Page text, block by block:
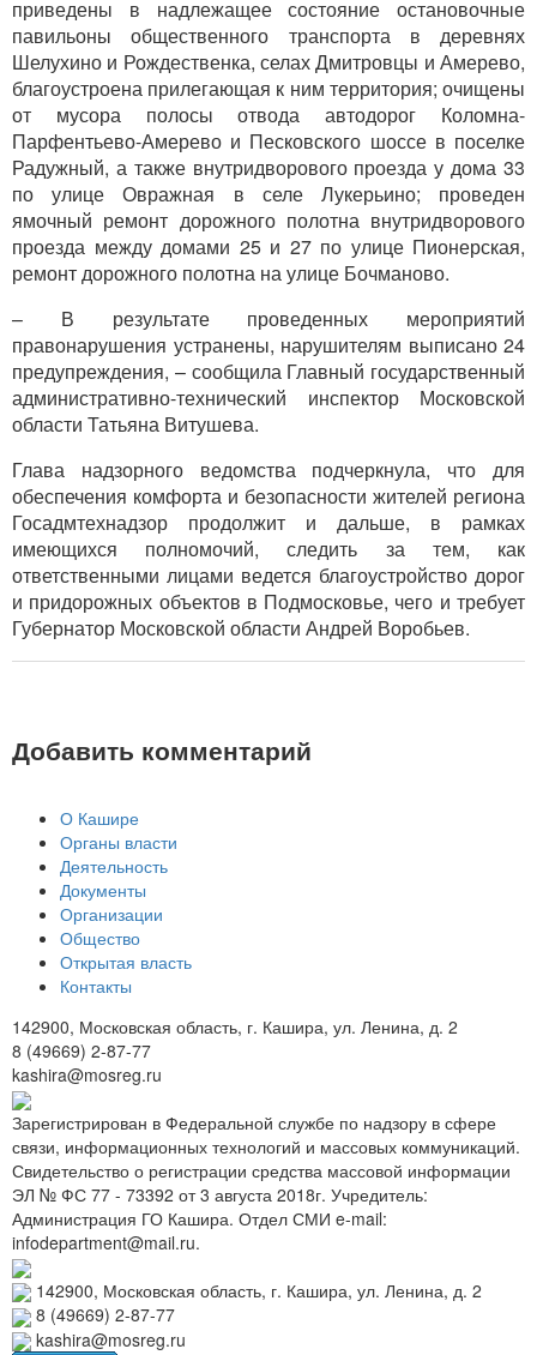
приведены в надлежащее состояние остановочные
павильоны общественного транспорта в деревнях
Шелухино и Рождественка, селах Дмитровцы и Амерево,
благоустроена прилегающая к ним территория; очищены
от мусора полосы отвода автодорог Коломна-
Парфентьево-Амерево и Песковского шоссе в поселке
Радужный, а также внутридворового проезда у дома 33
по улице Овражная в селе Лукерьино; проведен
ямочный ремонт дорожного полотна внутридворового
проезда между домами 25 и 27 по улице Пионерская,
ремонт дорожного полотна на улице Бочманово.
– В результате проведенных мероприятий
правонарушения устранены, нарушителям выписано 24
предупреждения, – сообщила Главный государственный
административно-технический инспектор Московской
области Татьяна Витушева.
Глава надзорного ведомства подчеркнула, что для
обеспечения комфорта и безопасности жителей региона
Госадмтехнадзор продолжит и дальше, в рамках
имеющихся полномочий, следить за тем, как
ответственными лицами ведется благоустройство дорог
и придорожных объектов в Подмосковье, чего и требует
Губернатор Московской области Андрей Воробьев.
Добавить комментарий
О Кашире
Органы власти
Деятельность
Документы
Организации
Общество
Открытая власть
Контакты
142900, Московская область, г. Кашира, ул. Ленина, д. 2
8 (49669) 2-87-77
kashira@mosreg.ru
Зарегистрирован в Федеральной службе по надзору в сфере
связи, информационных технологий и массовых коммуникаций.
Свидетельство о регистрации средства массовой информации
ЭЛ № ФС 77 - 73392 от 3 августа 2018г. Учредитель:
Администрация ГО Кашира. Отдел СМИ e-mail:
infodepartment@mail.ru.
142900, Московская область, г. Кашира, ул. Ленина, д. 2
8 (49669) 2-87-77
kashira@mosreg.ru